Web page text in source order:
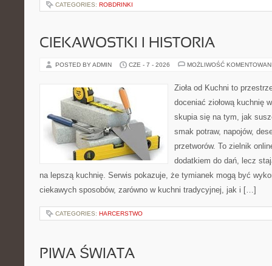
CATEGORIES: ROBDRINKI
CIEKAWOSTKI I HISTORIA
POSTED BY ADMIN CZE - 7 - 2026 MOŻLIWOŚĆ
Zioła od Kuchni to
doceniać ziołową kuchnię
skupia się na tym, jak
smak potraw, napojów,
przetworów. To zielnik
dodatkiem do dań, lecz
na lepszą kuchnię. Serwis pokazuje, że tymianek mogą być
ciekawych sposobów, zarówno w kuchni tradycyjnej, jak i […]
CATEGORIES: HARCERSTWO
PIWA ŚWIATA